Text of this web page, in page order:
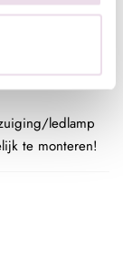
ledlamp
te monteren!